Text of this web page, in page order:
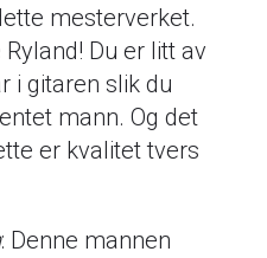
mesterverket.
Du er litt av
i gitaren slik du
mann. Og det
er kvalitet tvers
: Denne mannen